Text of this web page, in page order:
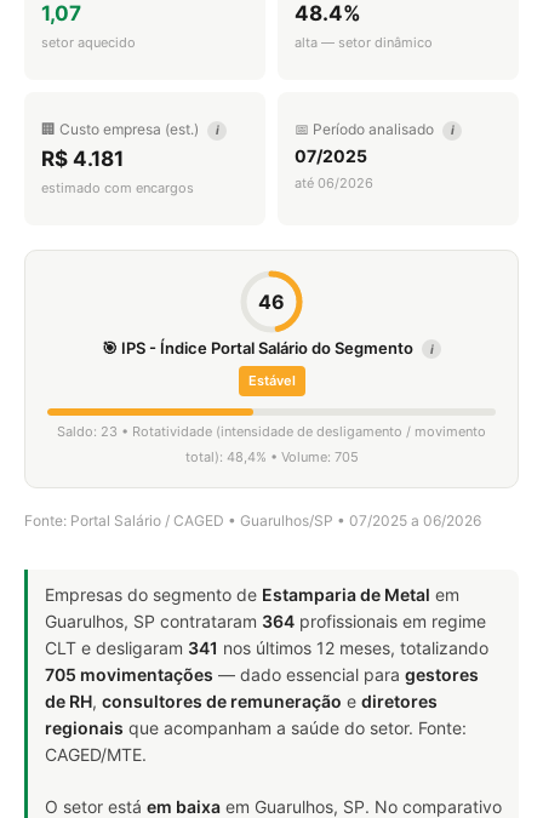
1,07
setor aquecido
48.4%
alta — setor dinâmico
🏢 Custo empresa (est.) i
R$ 4.181
estimado com encargos
📅 Período analisado i
07/2025
até 06/2026
46
🎯 IPS - Índice Portal Salário do Segmento i
Estável
Saldo: 23 • Rotatividade (intensidade de desligamento / movimento
total): 48,4% • Volume: 705
Fonte: Portal Salário / CAGED • Guarulhos/SP • 07/2025 a 06/2026
Empresas do segmento de Estamparia de Metal em
Guarulhos, SP contrataram 364 profissionais em regime
CLT e desligaram 341 nos últimos 12 meses, totalizando
705 movimentações — dado essencial para gestores
de RH, consultores de remuneração e diretores
regionais que acompanham a saúde do setor. Fonte:
CAGED/MTE.
O setor está em baixa em Guarulhos, SP. No comparativo